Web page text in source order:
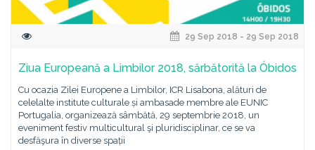
29 Sep 2018 - 29 Sep 2018
Ziua Europeană a Limbilor 2018, sărbătorită la Óbidos
Cu ocazia Zilei Europene a Limbilor, ICR Lisabona, alături de
celelalte institute culturale și ambasade membre ale EUNIC
Portugalia, organizează sâmbătă, 29 septembrie 2018, un
eveniment festiv multicultural şi pluridisciplinar, ce se va
desfăşura în diverse spații